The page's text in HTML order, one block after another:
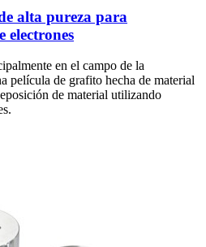
alta pureza para
electrones
en el campo de la
película de grafito hecha de material
de material utilizando